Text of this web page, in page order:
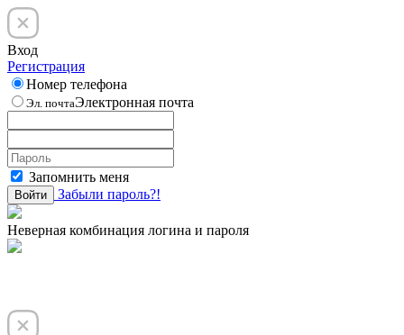
Вход
Регистрация
Номер телефона
Эл. почтаЭлектронная почта
Запомнить меня
Войти Забыли пароль?!
Неверная комбинация логина и пароля